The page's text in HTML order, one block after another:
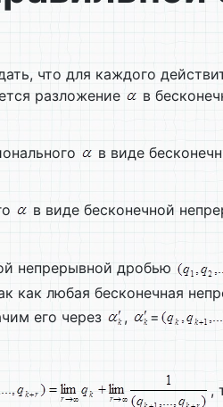
что для каждого
разложение
в
в виде
в виде бесконечной
непрерывной дробью
как любая бесконечная
его через , =
,